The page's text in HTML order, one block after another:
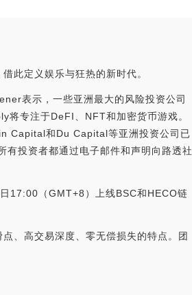
此定义娱乐与狂热的新时代。
表示，一些亚洲最大的风险投资公司
将专注于DeFI、NFT和加密货币游戏。
Capital和Du Capital等亚洲投资公司已
投资者都通过电子邮件和声明向路透社
17:00（GMT+8）上线BSC和HECO链
、高交易深度、零无偿损失的特点。团